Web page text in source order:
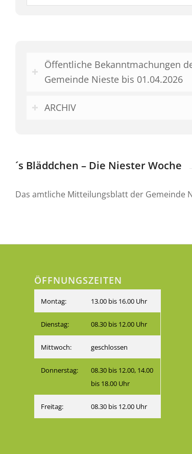
Öffentliche Bekanntmachungen
Gemeinde Nieste bis 01.04.2026
ARCHIV
´s Bläddchen – Die Niester Woche
Das amtliche Mitteilungsblatt der Gemeinde
ÖFFNUNGSZEITEN
Montag: 13.00 bis 16.00 Uhr
Dienstag: 08.30 bis 12.00 Uhr
Mittwoch: geschlossen
Donnerstag:
08.30 bis 12.00, 14.00
bis 18.00 Uhr
Freitag: 08.30 bis 12.00 Uhr